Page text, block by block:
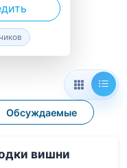
Обсуждаемые
вишни